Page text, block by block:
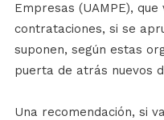
Empresas (UAMPE),
contrataciones, si se
suponen, según estas
puerta de atrás nuevos
Una recomendación, si